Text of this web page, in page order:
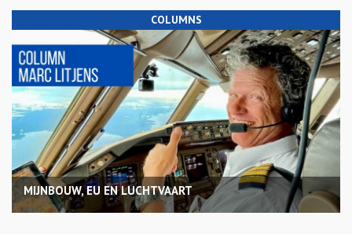
COLUMNS
MIJNBOUW, EU EN LUCHTVAART